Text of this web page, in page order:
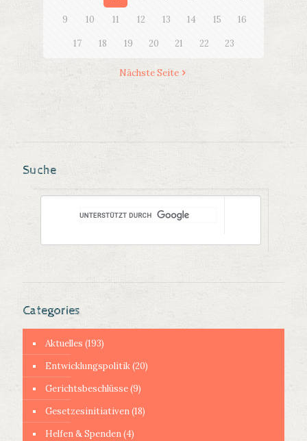
9 10 11 12 13 14 15 16
17 18 19 20 21 22 23
Nächste Seite
Suche
Categories
Aktuelles (193)
Entwicklungspolitik(20)
Gerichtsbeschlüsse(9)
Gesetzesinitiativen(18)
Helfen & Spenden(4)